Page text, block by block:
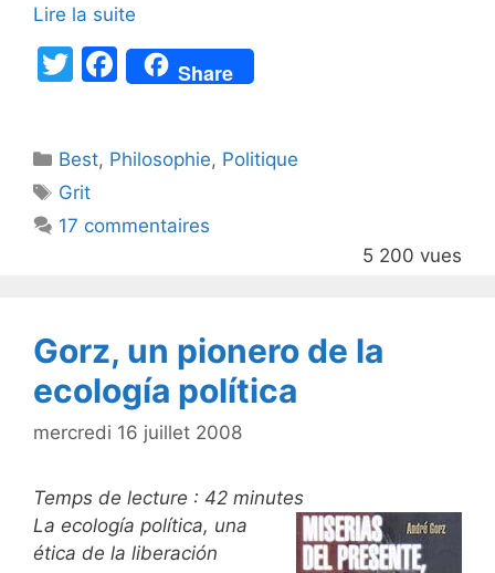
Lire la suite
T
er
F
a
e
o
Share
Catégories
Best, Philosophie, Politique
Étiquettes
Grit
17 commentaires
5 200 vues
Gorz, un pionero de la
ecología política
mercredi 16 juillet 2008
Temps de lecture : 42 minutes
La ecología política, una
ética de la liberación